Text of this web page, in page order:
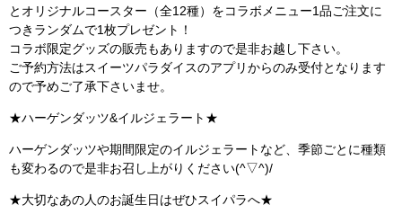
とオリジナルコースター（全12種）をコラボメニュー1品ご注文に
つきランダムで1枚プレゼント！
コラボ限定グッズの販売もありますので是非お越し下さい。
ご予約方法はスイーツパラダイスのアプリからのみ受付となります
ので予めご了承下さいませ。
★ハーゲンダッツ&イルジェラート★
ハーゲンダッツや期間限定のイルジェラートなど、季節ごとに種類
も変わるので是非お召し上がりください(^▽^)/
★大切なあの人のお誕生日はぜひスイパラへ★